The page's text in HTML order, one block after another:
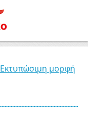
Εκτυπώσιμη μορφή